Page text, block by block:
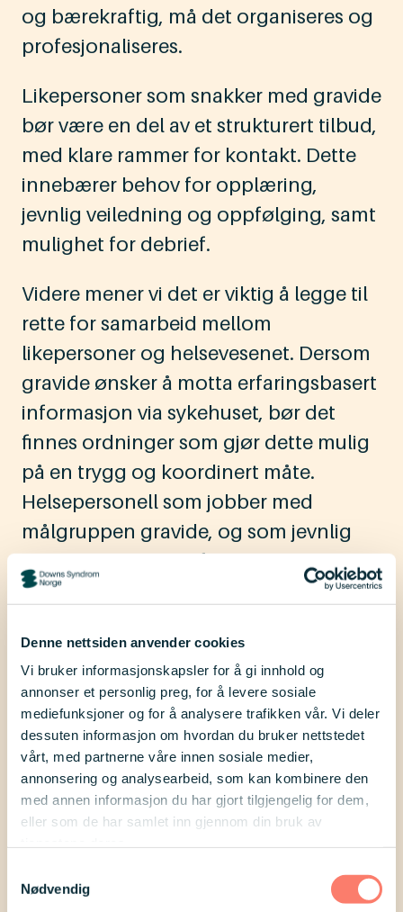
Denne nettsiden anvender cookies
Vi bruker informasjonskapsler for å gi innhold og
annonser et personlig preg, for å levere sosiale
mediefunksjoner og for å analysere trafikken vår. Vi deler
dessuten informasjon om hvordan du bruker nettstedet
vårt, med partnerne våre innen sosiale medier,
annonsering og analysearbeid, som kan kombinere den
med annen informasjon du har gjort tilgjengelig for dem,
eller som de har samlet inn gjennom din bruk av
Nødvendig
og bærekraftig, må det organiseres og
profesjonaliseres.
Likepersoner som snakker med gravide
bør være en del av et strukturert tilbud,
med klare rammer for kontakt. Dette
innebærer behov for opplæring,
jevnlig veiledning og oppfølging, samt
mulighet for debrief.
Videre mener vi det er viktig å legge til
rette for samarbeid mellom
likepersoner og helsevesenet. Dersom
gravide ønsker å motta erfaringsbasert
informasjon via sykehuset, bør det
finnes ordninger som gjør dette mulig
på en trygg og koordinert måte.
Helsepersonell som jobber med
målgruppen gravide, og som jevnlig
møter gravide som får påvist mulig
trisomi 21 hos fosteret, bør også ha
for å få økt innsikt i det levde
hverdagslivet med Downs syndrom.
Avslutningsvis vil vi understreke at vår
organisasjon per i dag ikke har
ressurser til å møte behovet hos
gravide, slik det er beskrevet ovenfor.
Vennlig hilsen Ingrid Marvin, Daglig
leder, Downs Syndrom Norge